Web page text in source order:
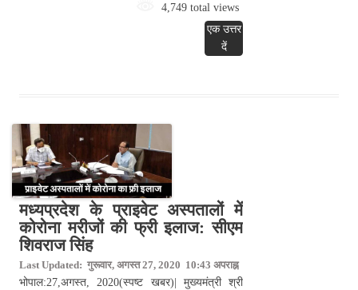
4,749 total views
एक उत्तर
दें
मध्यप्रदेश के प्राइवेट अस्पतालों में
कोरोना मरीजों की फ्री इलाज: सीएम
शिवराज सिंह
Last Updated: गुरूवार, अगस्त 27, 2020 10:43 अपराह्न
भोपाल:27,अगस्त, 2020(स्पष्ट खबर)| मुख्यमंत्री श्री